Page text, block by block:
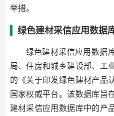
举措。
绿色建材采信应用数据
绿色建材采信应用数据
局、住房和城乡建设部、工
的《关于印发绿色建材产品
国家权威平台。该数据库旨
建材采信应用数据库中的产